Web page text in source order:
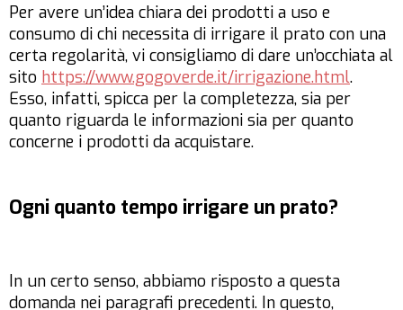
Per avere un’idea chiara dei prodotti a uso e
consumo di chi necessita di irrigare il prato con una
certa regolarità, vi consigliamo di dare un’occhiata al
sito https://www.gogoverde.it/irrigazione.html.
Esso, infatti, spicca per la completezza, sia per
quanto riguarda le informazioni sia per quanto
concerne i prodotti da acquistare.
Ogni quanto tempo irrigare un prato?
In un certo senso, abbiamo risposto a questa
domanda nei paragrafi precedenti. In questo,